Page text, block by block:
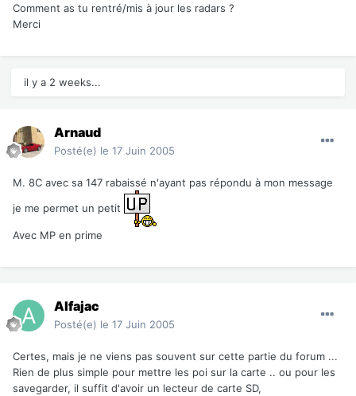
Comment as tu rentré/mis à jour les radars ?
Merci
il y a 2 weeks...
Arnaud
Posté(e) le 17 Juin 2005
M. 8C avec sa 147 rabaissé n'ayant pas répondu à mon message
je me permet un petit
Avec MP en prime
Alfajac
Posté(e) le 17 Juin 2005
Certes, mais je ne viens pas souvent sur cette partie du forum ...
Rien de plus simple pour mettre les poi sur la carte .. ou pour les
savegarder, il suffit d'avoir un lecteur de carte SD,